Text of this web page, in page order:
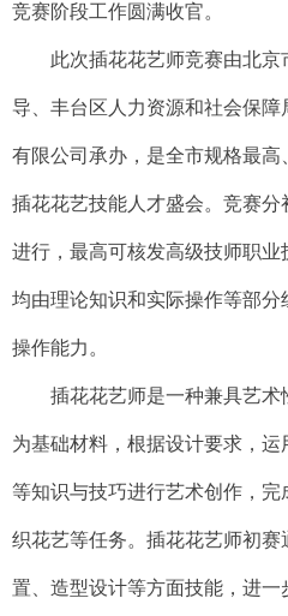
竞赛阶段工作圆满收官。
此次插花花艺师竞赛由北
导、丰台区人力资源和社会保障
有限公司承办，是全市规格最
插花花艺技能人才盛会。竞赛
进行，最高可核发高级技师职
均由理论知识和实际操作等部
操作能力。
插花花艺师是一种兼具艺
为基础材料，根据设计要求，运
等知识与技巧进行艺术创作，完
织花艺等任务。插花花艺师初
置、造型设计等方面技能，进一